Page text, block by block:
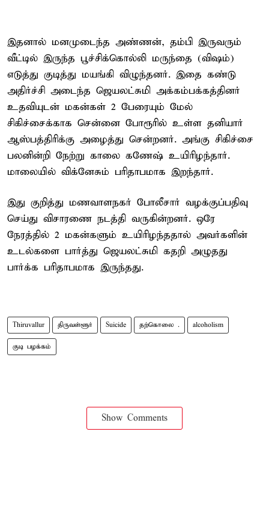
இதனால் மனமுடைந்த அண்ணன், தம்பி இருவரும்
வீட்டில் இருந்த பூச்சிக்கொல்லி மருந்தை (விஷம்)
எடுத்து குடித்து மயங்கி விழுந்தனர். இதை கண்டு
அதிர்ச்சி அடைந்த ஜெயலட்சுமி அக்கம்பக்கத்தினர்
உதவியுடன் மகன்கள் 2 பேரையும் மேல்
சிகிச்சைக்காக சென்னை போரூரில் உள்ள தனியார்
ஆஸ்பத்திரிக்கு அழைத்து சென்றனர். அங்கு சிகிச்சை
பலனின்றி நேற்று காலை கணேஷ் உயிரிழந்தார்.
மாலையில் விக்னேசும் பரிதாபமாக இறந்தார்.
இது குறித்து மணவாளநகர் போலீசார் வழக்குப்பதிவு
செய்து விசாரணை நடத்தி வருகின்றனர். ஒரே
நேரத்தில் 2 மகன்களும் உயிரிழந்ததால் அவர்களின்
உடல்களை பார்த்து ஜெயலட்சுமி கதறி அழுதது
பார்க்க பரிதாபமாக இருந்தது.
Thiruvallur திருவள்ளூர் Suicide தற்கொலை . alcoholism
குடி பழக்கம்
Show Comments